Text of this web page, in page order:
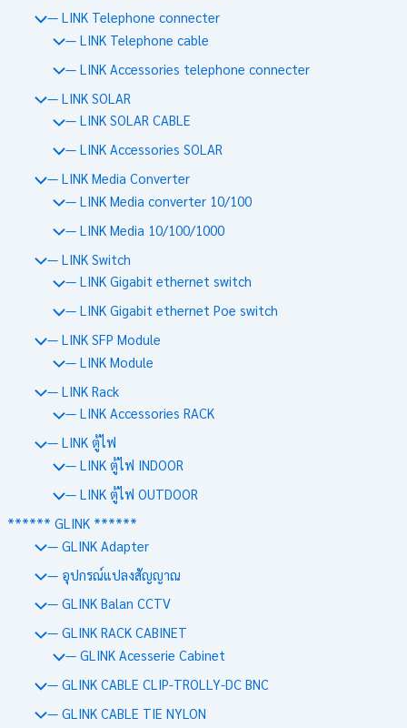
— LINK Telephone connecter
— LINK Telephone cable
— LINK Accessories telephone connecter
— LINK SOLAR
— LINK SOLAR CABLE
— LINK Accessories SOLAR
— LINK Media Converter
— LINK Media converter 10/100
— LINK Media 10/100/1000
— LINK Switch
— LINK Gigabit ethernet switch
— LINK Gigabit ethernet Poe switch
— LINK SFP Module
— LINK Module
— LINK Rack
— LINK Accessories RACK
— LINK ตู้ไฟ
— LINK ตู้ไฟ INDOOR
— LINK ตู้ไฟ OUTDOOR
****** GLINK ******
— GLINK Adapter
— อุปกรณ์แปลงสัญญาณ
— GLINK Balan CCTV
— GLINK RACK CABINET
— GLINK Acesserie Cabinet
— GLINK CABLE CLIP-TROLLY-DC BNC
— GLINK CABLE TIE NYLON